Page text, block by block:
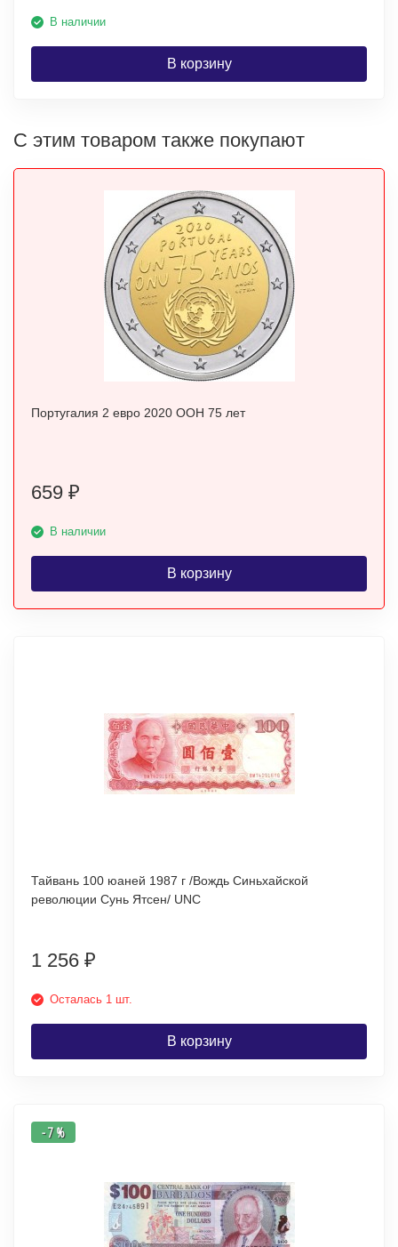
В наличии
В корзину
С этим товаром также покупают
Португалия 2 евро 2020 ООН 75 лет
659 ₽
В наличии
В корзину
Тайвань 100 юаней 1987 г /Вождь Синьхайской
революции Сунь Ятсен/ UNC
1 256 ₽
Осталась 1 шт.
В корзину
- 7 %